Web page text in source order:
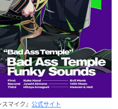
マイク』 公式サイト